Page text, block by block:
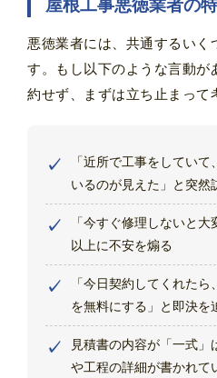
屋根工事悪徳業者の
悪徳業者には、共通するいく
す。もし以下のような言動が
約せず、まずは立ち止まって
「近所で工事をしてい
いるのが見えた」と突然
「今すぐ修理しないと
以上に不安を煽る
「今日契約してくれた
を無料にする」と即決を
見積書の内容が「一式
や工程の詳細が書かれて